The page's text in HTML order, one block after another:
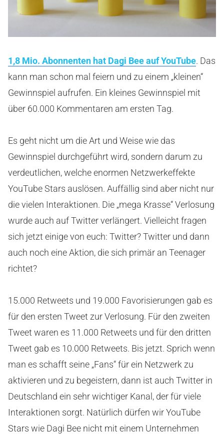
1,8 Mio. Abonnenten hat Dagi Bee auf YouTube. Das
kann man schon mal feiern und zu einem „kleinen“
Gewinnspiel aufrufen. Ein kleines Gewinnspiel mit
über 60.000 Kommentaren am ersten Tag.
Es geht nicht um die Art und Weise wie das
Gewinnspiel durchgeführt wird, sondern darum zu
verdeutlichen, welche enormen Netzwerkeffekte
YouTube Stars auslösen. Auffällig sind aber nicht nur
die vielen Interaktionen. Die „mega Krasse“ Verlosung
wurde auch auf Twitter verlängert. Vielleicht fragen
sich jetzt einige von euch: Twitter? Twitter und dann
auch noch eine Aktion, die sich primär an Teenager
richtet?
15.000 Retweets und 19.000 Favorisierungen gab es
für den ersten Tweet zur Verlosung. Für den zweiten
Tweet waren es 11.000 Retweets und für den dritten
Tweet gab es 10.000 Retweets. Bis jetzt. Sprich wenn
man es schafft seine „Fans“ für ein Netzwerk zu
aktivieren und zu begeistern, dann ist auch Twitter in
Deutschland ein sehr wichtiger Kanal, der für viele
Interaktionen sorgt. Natürlich dürfen wir YouTube
Stars wie Dagi Bee nicht mit einem Unternehmen